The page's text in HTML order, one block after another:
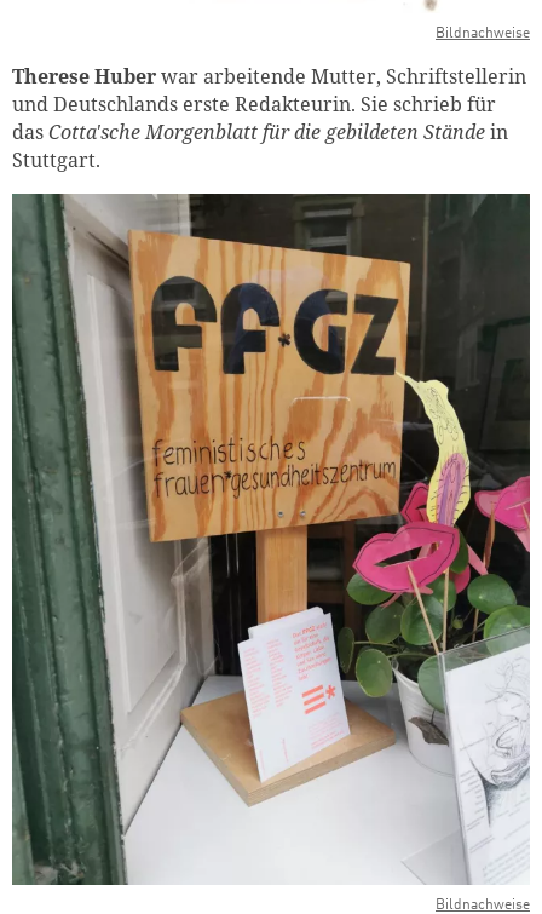
Bildnachweise
Therese Huberwar arbeitende Mutter, Schriftstellerin
und Deutschlands erste Redakteurin. Sie schrieb für
dasCotta'sche Morgenblatt für die gebildeten Ständein
Stuttgart.
Bildnachweise